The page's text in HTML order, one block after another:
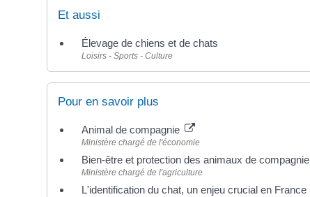
Et aussi
Élevage de chiens et de chats
Loisirs - Sports - Culture
Pour en savoir plus
Animal de compagnie
Ministère chargé de l'économie
Bien-être et protection des animaux de compagnie
Ministère chargé de l'agriculture
L'identification du chat, un enjeu crucial en France